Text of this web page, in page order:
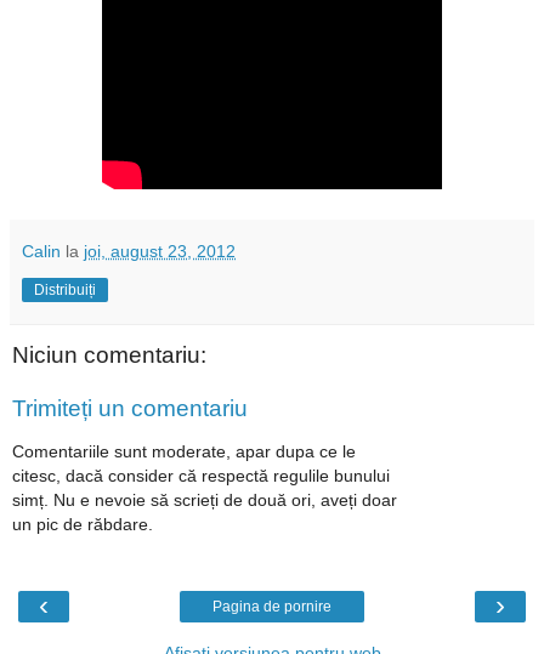
Calin la joi, august 23, 2012
Distribuiți
Niciun comentariu:
Trimiteți un comentariu
Comentariile sunt moderate, apar dupa ce le
citesc, dacă consider că respectă regulile bunului
simț. Nu e nevoie să scrieți de două ori, aveți doar
un pic de răbdare.
‹ ›
Pagina de pornire